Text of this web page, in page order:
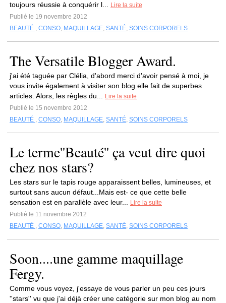
toujours réussie à conquérir l...
Lire la suite
Publié le 19 novembre 2012
BEAUTÉ , CONSO, MAQUILLAGE, SANTÉ, SOINS CORPORELS
The Versatile Blogger Award.
j'ai été taguée par Clélia, d'abord merci d'avoir pensé à moi, je
vous invite également à visiter son blog elle fait de superbes
articles. Alors, les règles du...
Lire la suite
Publié le 15 novembre 2012
BEAUTÉ , CONSO, MAQUILLAGE, SANTÉ, SOINS CORPORELS
Le terme''Beauté'' ça veut dire quoi
chez nos stars?
Les stars sur le tapis rouge apparaissent belles, lumineuses, et
surtout sans aucun défaut...Mais est- ce que cette belle
sensation est en parallèle avec leur...
Lire la suite
Publié le 11 novembre 2012
BEAUTÉ , CONSO, MAQUILLAGE, SANTÉ, SOINS CORPORELS
Soon....une gamme maquillage
Fergy.
Comme vous voyez, j'essaye de vous parler un peu ces jours
''stars'' vu que j'ai déjà créer une catégorie sur mon blog au nom